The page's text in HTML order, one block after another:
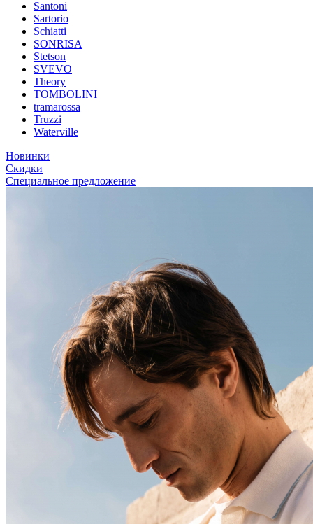
Santoni
Sartorio
Schiatti
SONRISA
Stetson
SVEVO
Theory
TOMBOLINI
tramarossa
Truzzi
Waterville
Новинки
Скидки
Специальное предложение